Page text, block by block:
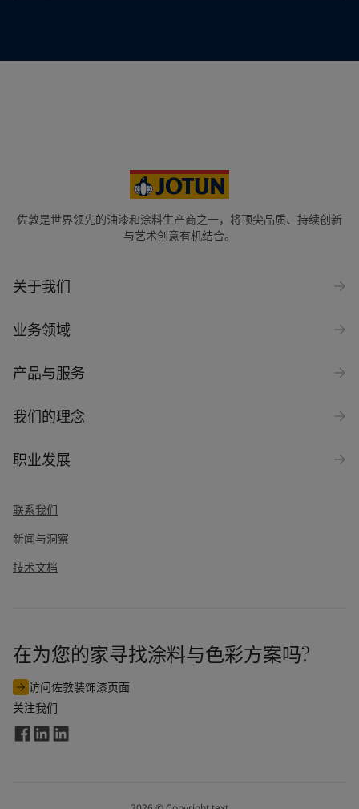
+86
行业
选择
询问类型
消。
求。欲了解更多信息，请参阅佐敦的
佐敦是世界领先的油漆和涂料生产商之一，将顶尖品质、持续创新
与艺术创意有机结合。
关于我们
业务领域
产品与服务
我们的理念
职业发展
联系我们
新闻与洞察
技术文档
在为您的家寻找涂料与色彩方案吗?
访问佐敦装饰漆页面
关注我们